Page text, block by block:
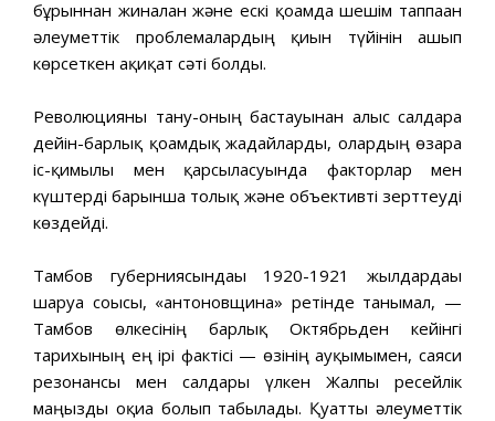
бұрыннан жиналған және ескі қоғамда шешім таппаған
әлеуметтік проблемалардың қиын түйінін ашып
көрсеткен ақиқат сәті болды.
Революцияны тану-оның бастауынан алыс салдарға
дейін-барлық қоғамдық жағдайларды, олардың өзара
іс-қимылы мен қарсыласуында факторлар мен
күштерді барынша толық және объективті зерттеуді
көздейді.
Тамбов губерниясындағы 1920-1921 жылдардағы
шаруа соғысы, «антоновщина» ретінде танымал, —
Тамбов өлкесінің барлық Октябрьден кейінгі
тарихының ең ірі фактісі — өзінің ауқымымен, саяси
резонансы мен салдары үлкен Жалпы ресейлік
маңызды оқиға болып табылады. Қуатты әлеуметтік